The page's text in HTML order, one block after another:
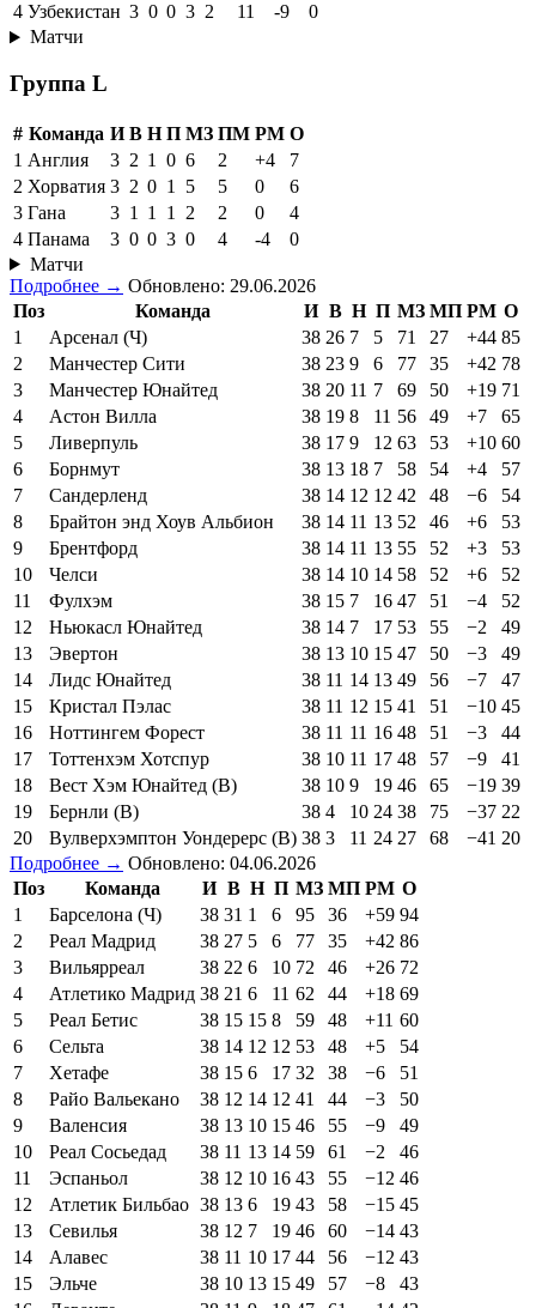
4 Узбекистан 3 0 0 3 2 11 -9
0
Матчи
Группа L
# Команда И В Н П МЗ ПМ РМ О
1 Англия 3 2 1 0 6 2 +4
7
2 Хорватия 3 2 0 1 5 5 0
6
3 Гана 3 1 1 1 2 2 0
4
4 Панама 3 0 0 3 0 4 -4
0
Матчи
Подробнее → Обновлено: 29.06.2026
Поз
Команда И В Н П МЗ МП РМ О
1
Арсенал (Ч) 38 26 7 5 71 27 +44 85
2
Манчестер Сити 38 23 9 6 77 35 +42 78
3
Манчестер Юнайтед 38 20 11 7 69 50 +19 71
4
Астон Вилла 38 19 8 11 56 49 +7
65
5
Ливерпуль 38 17 9 12 63 53 +10 60
6
Борнмут 38 13 18 7 58 54 +4
57
7
Сандерленд 38 14 12 12 42 48 −6
54
8
Брайтон энд Хоув Альбион 38 14 11 13 52 46 +6
53
9
Брентфорд 38 14 11 13 55 52 +3
53
10
Челси 38 14 10 14 58 52 +6
52
11
Фулхэм 38 15 7 16 47 51 −4
52
12
Ньюкасл Юнайтед 38 14 7 17 53 55 −2
49
13
Эвертон 38 13 10 15 47 50 −3
49
14
Лидс Юнайтед 38 11 14 13 49 56 −7
47
15
Кристал Пэлас 38 11 12 15 41 51 −10 45
16
Ноттингем Форест 38 11 11 16 48 51 −3
44
17
Тоттенхэм Хотспур 38 10 11 17 48 57 −9
41
18
Вест Хэм Юнайтед (В) 38 10 9 19 46 65 −19 39
19
Бернли (В) 38 4 10 24 38 75 −37 22
20
Вулверхэмптон Уондерерс (В) 38 3 11 24 27 68 −41 20
Подробнее → Обновлено: 04.06.2026
Поз
Команда И В Н П МЗ МП РМ О
1
Барселона (Ч) 38 31 1 6 95 36 +59 94
2
Реал Мадрид 38 27 5 6 77 35 +42 86
3
Вильярреал 38 22 6 10 72 46 +26 72
4
Атлетико Мадрид 38 21 6 11 62 44 +18 69
5
Реал Бетис 38 15 15 8 59 48 +11 60
6
Сельта 38 14 12 12 53 48 +5
54
7
Хетафе 38 15 6 17 32 38 −6
51
8
Райо Вальекано 38 12 14 12 41 44 −3
50
9
Валенсия 38 13 10 15 46 55 −9
49
10
Реал Сосьедад 38 11 13 14 59 61 −2
46
11
Эспаньол 38 12 10 16 43 55 −12 46
12
Атлетик Бильбао 38 13 6 19 43 58 −15 45
13
Севилья 38 12 7 19 46 60 −14 43
14
Алавес 38 11 10 17 44 56 −12 43
15
Эльче 38 10 13 15 49 57 −8
43